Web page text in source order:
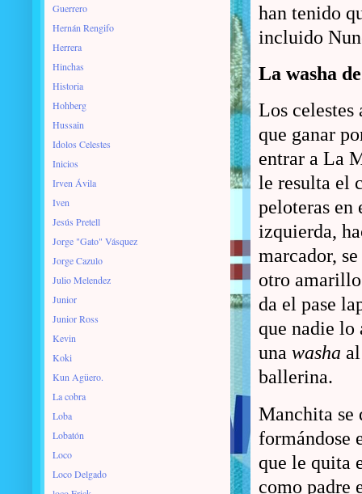
han tenido
incluido
La washa
Los celestes
que ganar
entrar a La
le resulta el
peloteras en
izquierda,
marcador,
otro
da el pase
que nadie lo
una washa
ballerina.
Manchita se
formándose
que le quita
como padre
Guerrero
Hernán Rengifo
Herrera
Hinchas
Historia
Hohberg
Hussain
Idolos Celestes
Inicios
Irven Ávila
Iven
Jesús Pretell
Jorge "Gato" Vásquez
Jorge Cazulo
Julio Melendez
Junior
Junior Ross
Kevin
Koki
Kun Agüero.
La cobra
Loba
Lobatón
Loco
Loco Delgado